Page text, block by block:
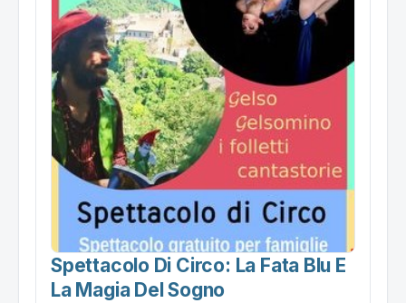
Spettacolo Di Circo: La Fata Blu E
La Magia Del Sogno